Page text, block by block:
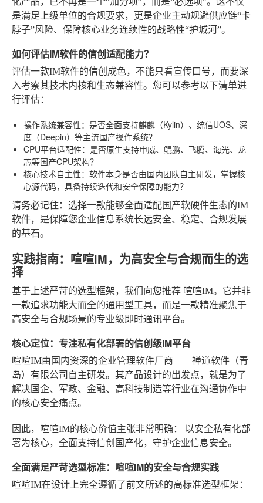
是满足上级单位的合规要求，更是企业主动规避供应链“卡
脖子”风险、保障核心业务连续性的战略性“护城河”。
如何评估IM软件的信创适配能力？
评估一款IM软件的信创成色，不能只看宣传口号，而要深
入考察其技术内核和生态兼容性。您可以参考以下清单进
行评估：
操作系统兼容性：是否全面支持麒麟（Kylin）、统信UOS、深
度（Deepin）等主流国产操作系统？
CPU平台适配性：是否原生支持申威、鲲鹏、飞腾、海光、龙
芯等国产CPU架构？
核心技术自主性：软件本身是否由国内团队自主研发，掌握核
心源代码，具备持续迭代和安全保障的能力？
请务必记住：选择一款能够全面适配国产软硬件生态的IM
软件，是保障您企业信息系统长远安全、稳定、合规发展
的基石。
实践指南：喧喧IM，为高安全与合规而生的选
择
基于上述严苛的选型框架，我们向您推荐 喧喧IM。它并非
一款追求功能大而全的通用型工具，而是一款精准聚焦于
高安全与合规场景的专业级即时通讯平台。
核心定位：专注私有化部署的信创级IM平台
喧喧IM由国内资深的企业管理软件厂商——禅道软件（青
岛）有限公司自主研发。其产品设计的出发点，就是为了
解决国企、军政、金融、高科技制造等行业在沟通协作中
的核心安全痛点。
因此，喧喧IM的核心价值主张非常明确： 以安全私有化部
署为核心，全面支持信创国产化，守护企业信息安全。
全面满足严苛选型标准：喧喧IM的安全与合规实践
喧喧IM在设计上完全遵循了前文所述的高标准选型框架：